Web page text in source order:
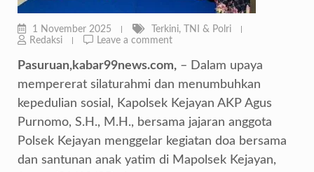
1 November 2025 Terkini,
TNI & Polri
Redaksi
Leave a comment
Pasuruan,kabar99news.com, – Dalam upaya
mempererat silaturahmi dan menumbuhkan
kepedulian sosial, Kapolsek Kejayan AKP Agus
Purnomo, S.H., M.H., bersama jajaran anggota
Polsek Kejayan menggelar kegiatan doa bersama
dan santunan anak yatim di Mapolsek Kejayan,